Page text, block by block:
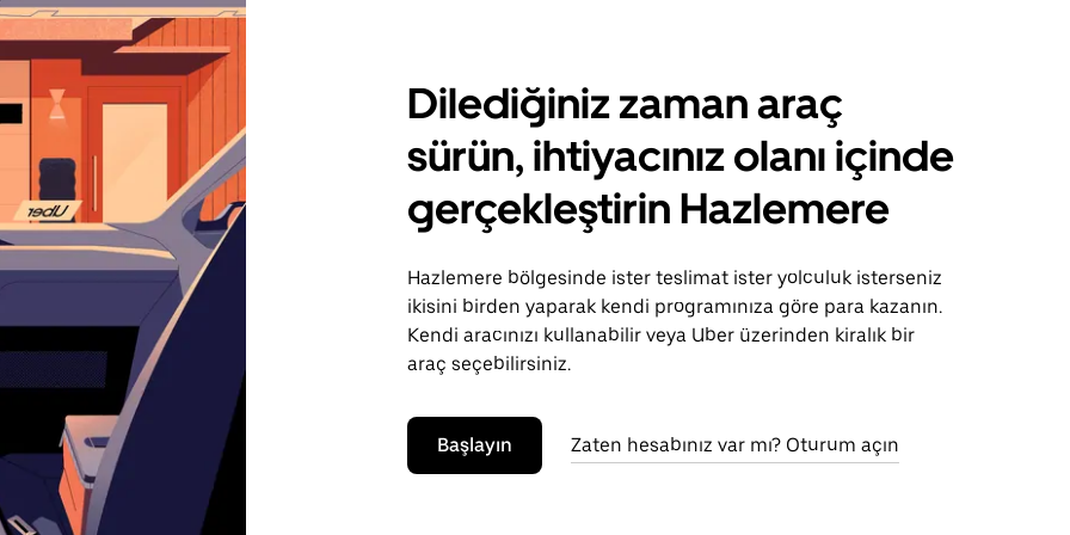
Dilediğiniz zaman araç
sürün, ihtiyacınız olanı içinde
gerçekleştirin Hazlemere
Hazlemere bölgesinde ister teslimat ister yolculuk isterseniz
ikisini birden yaparak kendi programınıza göre para kazanın.
Kendi aracınızı kullanabilir veya Uber üzerinden kiralık bir
araç seçebilirsiniz.
Başlayın Zaten hesabınız var mı? Oturum açın